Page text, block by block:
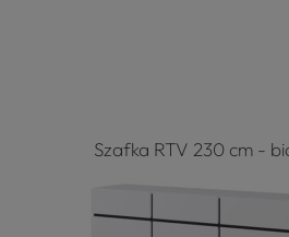
Szafka RTV 230 cm -